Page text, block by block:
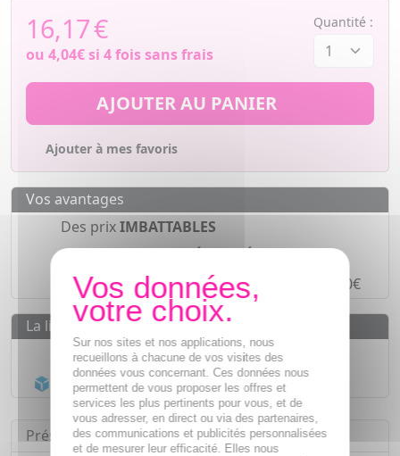
16,17€
ou 4,04€si 4 fois sans frais
Quantité :
AJOUTER AU PANIER
Ajouter à mes favoris
Vos avantages
Des prixIMBATTABLES
Paiement en ligne
Paiement en 4 fois sans frais à partir de 30€
La livraison
Livraison gratuite dès55€
Acheminement Chronoposten 24h*
Présentation
Sur nos sites et nos applications, nous
recueillons à chacune de vos visites des
données vous concernant. Ces données nous
permettent de vous proposer les offres et
services les plus pertinents pour vous, et de
vous adresser, en direct ou via des partenaires,
des communications et publicités personnalisées
et de mesurer leur efficacité. Elles nous